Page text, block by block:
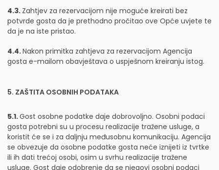
4.3. Zahtjev za rezervacijom nije moguće kreirati bez
potvrde gosta da je prethodno pročitao ove Opće uvjete te
da je na iste pristao.
4.4.Nakon primitka zahtjeva za rezervacijom Agencija
gosta e-mailom obavještava o uspješnom kreiranju istog.
5. ZAŠTITA OSOBNIH PODATAKA
5.1.Gost osobne podatke daje dobrovoljno. Osobni podaci
gosta potrebni su u procesu realizacije tražene usluge, a
koristit će se i za daljnju međusobnu komunikaciju. Agencija
se obvezuje da osobne podatke gosta neće iznijeti iz tvrtke
ili ih dati trećoj osobi, osim u svrhu realizacije tražene
usluge. Gost daje odobrenje da se njegovi osobni podaci